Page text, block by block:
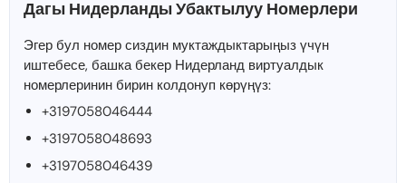
Дагы Нидерланды Убактылуу Номерлери
Эгер бул номер сиздин муктаждыктарыңыз үчүн
иштебесе, башка бекер Нидерланд виртуалдык
номерлеринин бирин колдонуп көрүңүз:
+3197058046444
+3197058048693
+3197058046439